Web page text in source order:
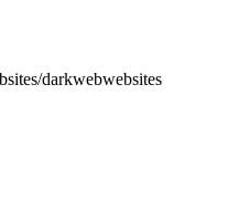
darkwebwebsites